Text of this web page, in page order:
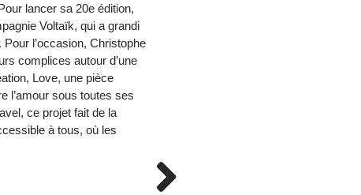
lancer sa 20e édition,
Voltaïk, qui a grandi
l’occasion, Christophe
complices autour d’une
Love, une pièce
l’amour sous toutes ses
ce projet fait de la
à tous, où les